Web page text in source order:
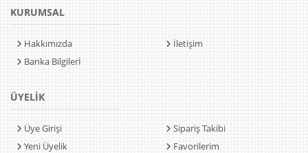
KURUMSAL
Hakkımızda
Banka Bilgilerİ
İletişim
ÜYELİK
Üye Girişi
Yeni Üyelik
Sipariş Takibi
Favorilerim